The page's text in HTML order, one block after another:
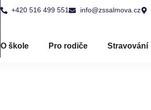
+420 516 499 551 info@zssalmova.cz
O škole Pro rodiče Stravování